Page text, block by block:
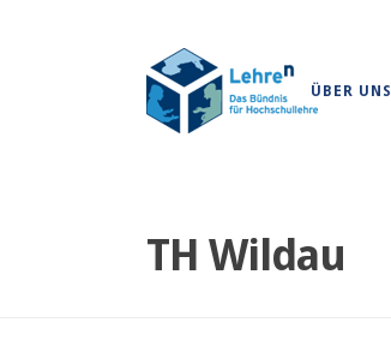
ÜBER UNS
TH Wildau